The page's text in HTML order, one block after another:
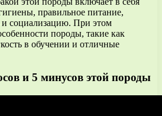
правильное питание,
и социализацию. При этом
породы, такие как
в обучении и отличные
и 5 минусов этой породы